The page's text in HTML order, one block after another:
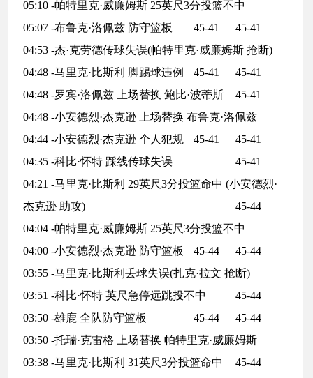
05:10 -帕特里克·威廉姆斯 25英尺3分投篮不中
45-41
05:07 -布鲁克·洛佩兹 防守篮板
45-41
04:53 -杰·克劳德传球失误(帕特里克·威廉姆斯 抢断)
45-41
04:48 -马里克·比斯利 脚踢球违例
45-41
04:48 -罗宾·洛佩兹 上场替换 鲍比·波蒂斯
45-41
04:48 -小安德烈·杰克逊 上场替换 布鲁克·洛佩兹
45-41
04:44 -小安德烈·杰克逊 个人犯规
45-41
04:35 -科比·怀特 踩线传球失误
45-41
04:21 -马里克·比斯利 29英尺3分投篮命中 (小安德烈·
杰克逊 助攻)
45-44
04:04 -帕特里克·威廉姆斯 25英尺3分投篮不中
45-44
04:00 -小安德烈·杰克逊 防守篮板
45-44
03:55 -马里克·比斯利丢球失误(扎克·拉文 抢断)
45-44
03:51 -科比·怀特 英尺急停远跳投不中
45-44
03:50 -雄鹿 全队防守篮板
45-44
03:50 -托瑞·克雷格 上场替换 帕特里克·威廉姆斯
45-44
03:38 -马里克·比斯利 31英尺3分投篮命中